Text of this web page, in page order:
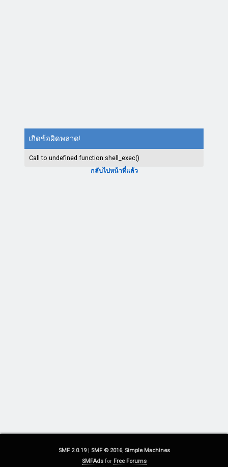
เกิดข้อผิดพลาด!
Call to undefined function shell_exec()
กลับไปหน้าที่แล้ว
SMF 2.0.19| SMF © 2016, Simple Machines
SMFAdsfor Free Forums